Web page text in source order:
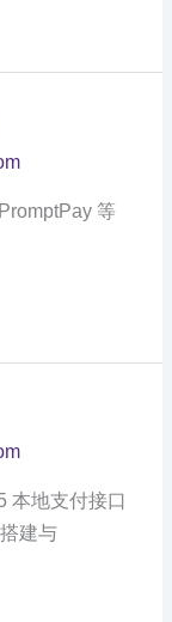
等
本地支付接口
建与